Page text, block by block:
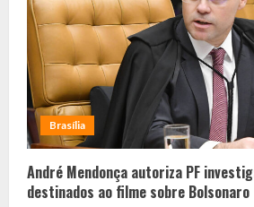
Brasília
André Mendonça autoriza PF
destinados ao filme sobre Bolsonaro